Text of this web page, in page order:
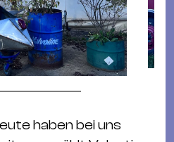
haben bei uns